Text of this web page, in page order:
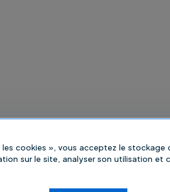
cookies », vous acceptez le stockage
sur le site, analyser son utilisation et